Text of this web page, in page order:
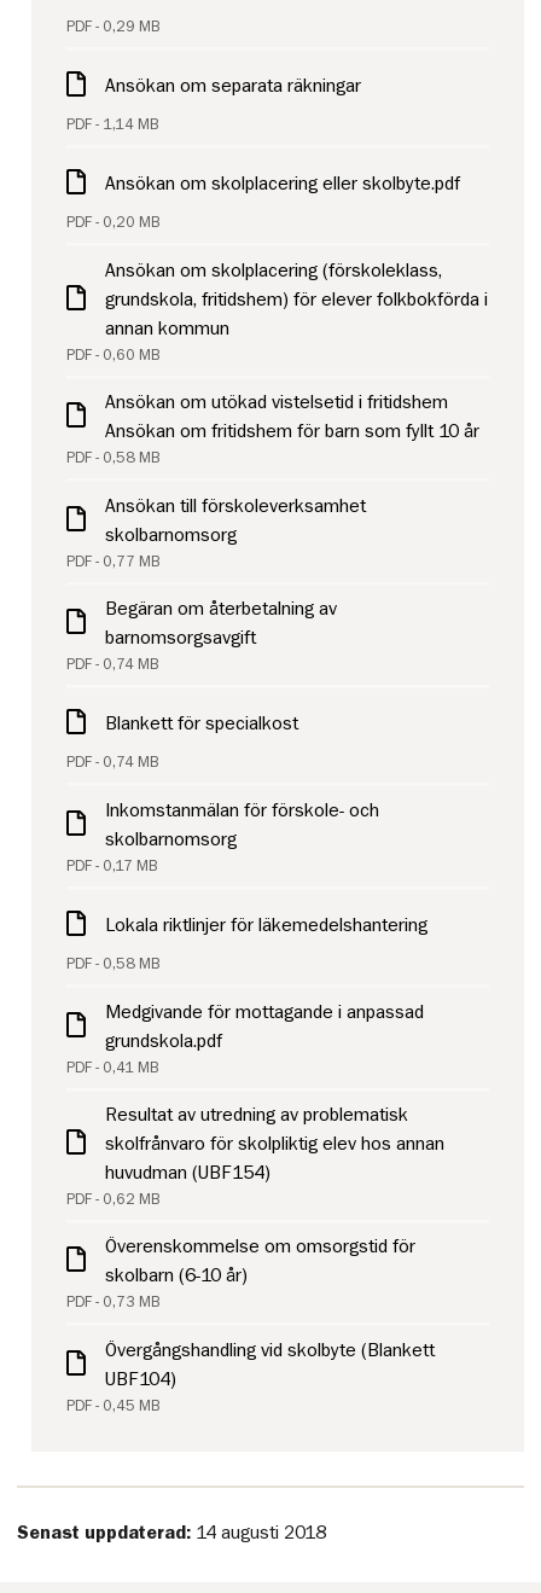
PDF - 0,29 MB
Ansökan om separata räkningar
PDF - 1,14 MB
Ansökan om skolplacering eller skolbyte.pdf
PDF - 0,20 MB
Ansökan om skolplacering (förskoleklass,
grundskola, fritidshem) för elever folkbokförda i
annan kommun
PDF - 0,60 MB
Ansökan om utökad vistelsetid i fritidshem
Ansökan om fritidshem för barn som fyllt 10 år
PDF - 0,58 MB
Ansökan till förskoleverksamhet
skolbarnomsorg
PDF - 0,77 MB
Begäran om återbetalning av
barnomsorgsavgift
PDF - 0,74 MB
Blankett för specialkost
PDF - 0,74 MB
Inkomstanmälan för förskole- och
skolbarnomsorg
PDF - 0,17 MB
Lokala riktlinjer för läkemedelshantering
PDF - 0,58 MB
Medgivande för mottagande i anpassad
grundskola.pdf
PDF - 0,41 MB
Resultat av utredning av problematisk
skolfrånvaro för skolpliktig elev hos annan
huvudman (UBF154)
PDF - 0,62 MB
Överenskommelse om omsorgstid för
skolbarn (6-10 år)
PDF - 0,73 MB
Övergångshandling vid skolbyte (Blankett
UBF104)
PDF - 0,45 MB
Senast uppdaterad: 14 augusti 2018